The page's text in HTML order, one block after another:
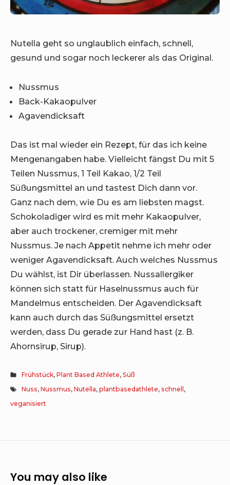
Nutella geht so unglaublich einfach, schnell,
gesund und sogar noch leckerer als das Original.
Nussmus
Back-Kakaopulver
Agavendicksaft
Das ist mal wieder ein Rezept, für das ich keine
Mengenangaben habe. Vielleicht fängst Du mit 5
Teilen Nussmus, 1 Teil Kakao, 1/2 Teil
Süßungsmittel an und tastest Dich dann vor.
Ganz nach dem, wie Du es am liebsten magst.
Schokoladiger wird es mit mehr Kakaopulver,
aber auch trockener, cremiger mit mehr
Nussmus. Je nach Appetit nehme ich mehr oder
weniger Agavendicksaft. Auch welches Nussmus
Du wählst, ist Dir überlassen. Nussallergiker
können sich statt für Haselnussmus auch für
Mandelmus entscheiden. Der Agavendicksaft
kann auch durch das Süßungsmittel ersetzt
werden, dass Du gerade zur Hand hast (z. B.
Ahornsirup, Sirup).
Frühstück,Plant Based Athlete,Süß
Nuss,Nussmus,Nutella,plantbasedathlete,schnell ,
veganisiert
You may also like